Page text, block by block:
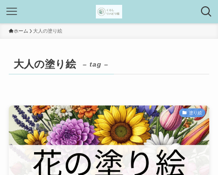
ホーム 大人の塗り絵
大人の塗り絵 – tag –
塗り絵